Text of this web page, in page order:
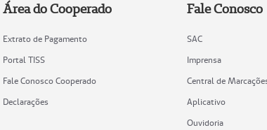
Área do Cooperado
Extrato de Pagamento
Portal TISS
Fale Conosco Cooperado
Declarações
Fale Conosco
SAC
Imprensa
Central de
Aplicativo
Ouvidoria